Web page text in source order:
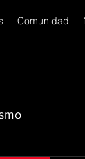
Comunidad